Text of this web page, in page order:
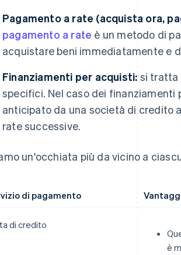
Pagamento a rate (acquista ora,
pagamento a rate è un metodo di
acquistare beni immediatamente e
Finanziamenti per acquisti: si tratta
specifici. Nel caso dei finanziamenti
anticipato da una società di credito
rate successive.
un'occhiata più da vicino a
di pagamento
di credito
è